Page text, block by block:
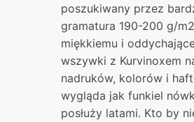
poszukiwany przez
gramatura 190-200 g/
miękkiemu i
wszywki z Kurvinoxem
nadruków, kolorów i
wygląda jak funkiel
posłuży latami. Kto by